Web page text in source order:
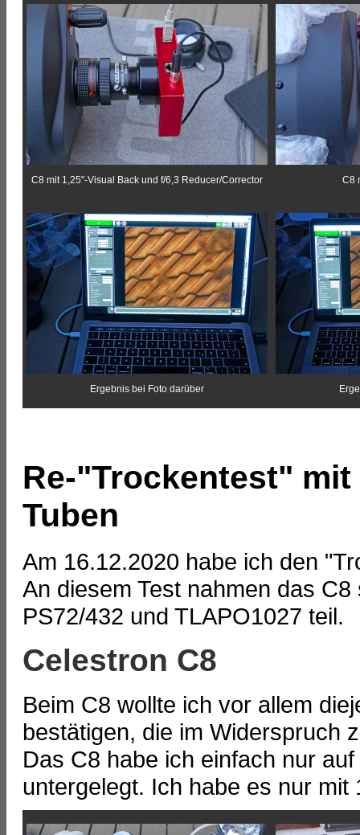
C8 mit 1,25"-Visual Back und f/6,3 Reducer/Corrector C8
Ergebnis bei Foto darüber
Re-"Trockentest"
Tuben
Am 16.12.2020 habe ich den
An diesem Test nahmen das
PS72/432 und TLAPO1027 teil.
Celestron C8
Beim C8 wollte ich vor allem
bestätigen, die im Widerspruch
Das C8 habe ich einfach nur
untergelegt. Ich habe es nur